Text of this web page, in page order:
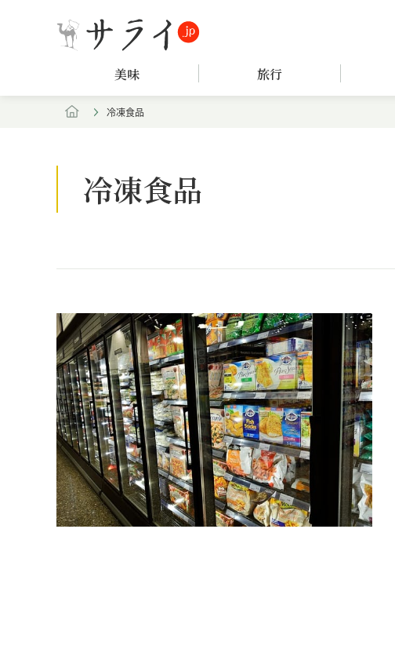
美味 旅行
冷凍食品
冷凍食品